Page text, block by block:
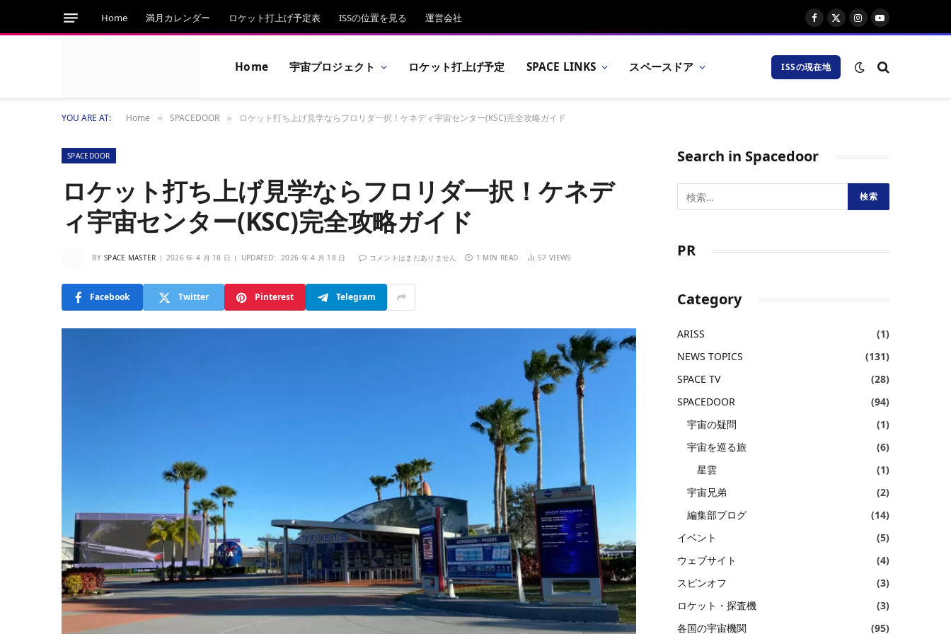
Home 満月カレンダー ロケット打上げ予定表 ISSの位置を見る 運営会社 Facebook
X
(Twitter)
Instagram
YouTube
Home 宇宙プロジェクト ロケット打上げ予定 SPACE LINKS スペースドア ISSの現在地
YOU ARE AT: Home » SPACEDOOR » ロケット打ち上げ見学ならフロリダ一択！ケネディ宇宙センター(KSC)完全攻略ガイド
SPACEDOOR
ロケット打ち上げ見学ならフロリダ一択！ケネデ
ィ宇宙センター(KSC)完全攻略ガイド
BY SPACE MASTER 2026 年 4 月 18 日 UPDATED: 2026 年 4 月 18 日 コメントはまだありません 1 MIN READ 57VIEWS
Facebook Twitter Pinterest Telegram
Search in Spacedoor
PR
Category
ARISS
(1)
NEWS TOPICS
(131)
SPACE TV
(28)
SPACEDOOR
(94)
宇宙の疑問
(1)
宇宙を巡る旅
(6)
星雲
(1)
宇宙兄弟
(2)
編集部ブログ
(14)
イベント
(5)
ウェブサイト
(4)
スピンオフ
(3)
ロケット・探査機
(3)
各国の宇宙機関
(95)